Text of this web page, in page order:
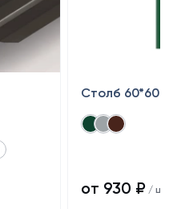
Столб 60*60
от 930 ₽ / шт